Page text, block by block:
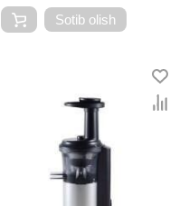
Sotib olish